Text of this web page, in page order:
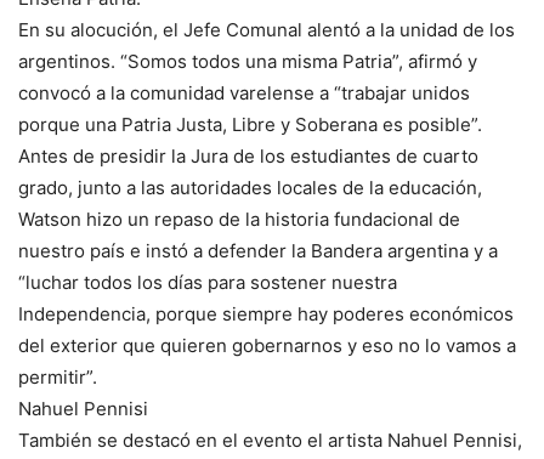
En su alocución, el Jefe Comunal alentó a la unidad de los
argentinos. “Somos todos una misma Patria”, afirmó y
convocó a la comunidad varelense a “trabajar unidos
porque una Patria Justa, Libre y Soberana es posible”.
Antes de presidir la Jura de los estudiantes de cuarto
grado, junto a las autoridades locales de la educación,
Watson hizo un repaso de la historia fundacional de
nuestro país e instó a defender la Bandera argentina y a
“luchar todos los días para sostener nuestra
Independencia, porque siempre hay poderes económicos
del exterior que quieren gobernarnos y eso no lo vamos a
permitir”.
Nahuel Pennisi
También se destacó en el evento el artista Nahuel Pennisi,